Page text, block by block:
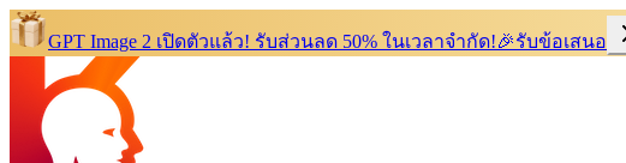
GPT Image 2 เปิดตัวแล้ว! รับส่วนลด 50% ในเวลาจำกัด!🎉รับข้อเสนอ